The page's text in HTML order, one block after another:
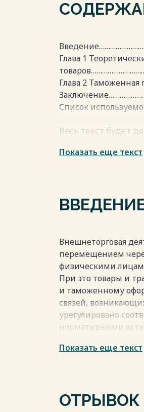
Глава 1
Глава 2
Список
Весь текст будет
Показать еще текст
Внешнеторговая
перемещением
физическими
При это товары и
и таможенному
связей,
урегулировано
нормативными
органами, в том
полный
Показать еще текст
ОТРЫВОК